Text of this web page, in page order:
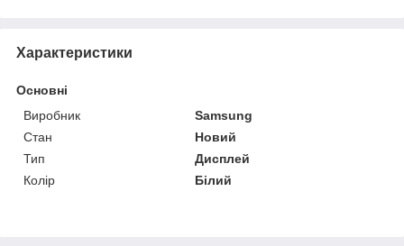
Характеристики
Основні
Виробник
Samsung
Стан
Новий
Тип
Дисплей
Колір
Білий